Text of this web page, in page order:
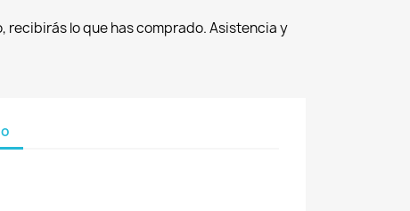
recibirás lo que has comprado. Asistencia y